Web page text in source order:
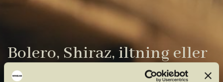
Bolero, Shiraz, iltning eller
gardiner?